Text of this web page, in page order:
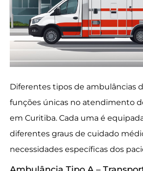
Diferentes tipos de ambulâncias
funções únicas no atendimento
em Curitiba. Cada uma é
diferentes graus de cuidado
necessidades específicas dos